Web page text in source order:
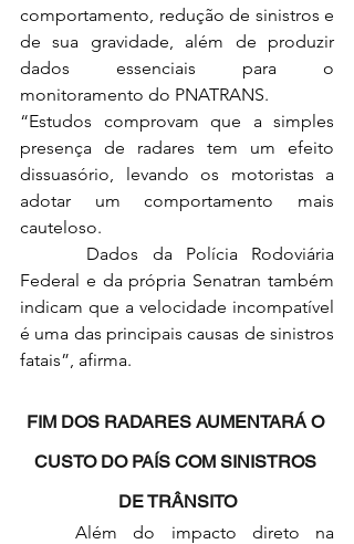
comportamento, redução de sinistros e
de sua gravidade, além de produzir
dados essenciais para o
monitoramento do PNATRANS.
“Estudos comprovam que a simples
presença de radares tem um efeito
dissuasório, levando os motoristas a
adotar um comportamento mais
cauteloso.
Federal e da própria Senatran também
indicam que a velocidade incompatível
é uma das principais causas de sinistros
fatais”, afirma.
FIM DOS RADARES AUMENTARÁ O
CUSTO DO PAÍS COM SINISTROS
DE TRÂNSITO
	Além do impacto direto na